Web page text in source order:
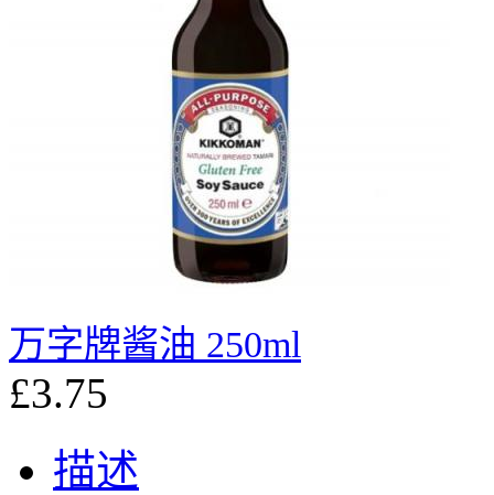
万字牌酱油 250ml
£3.75
描述